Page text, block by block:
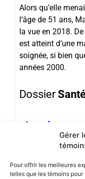
Gérer
Pour offrir les meilleures
telles que les témoins
Alors qu’elle
l’âge de 51 ans,
la vue en 2018.
est atteint d’une
soignée, si bien
années 2000.
Dossier
Le risque
inactif